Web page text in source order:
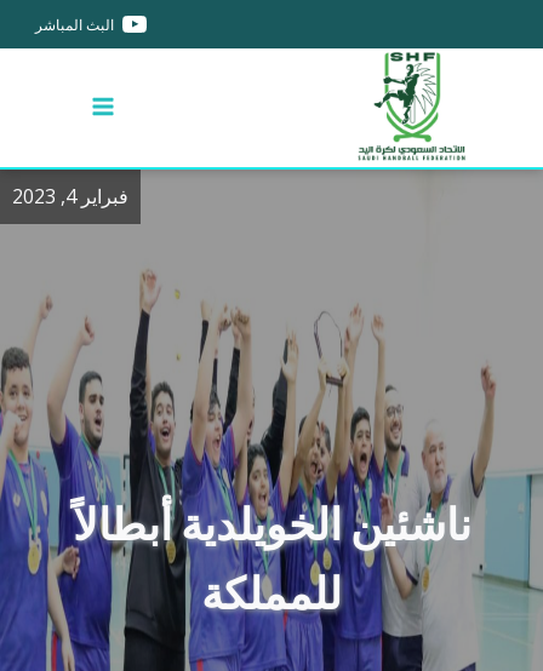
البث المباشر
فبراير 4, 2023
ناشئين الخويلدية أبطالاً
للمملكة